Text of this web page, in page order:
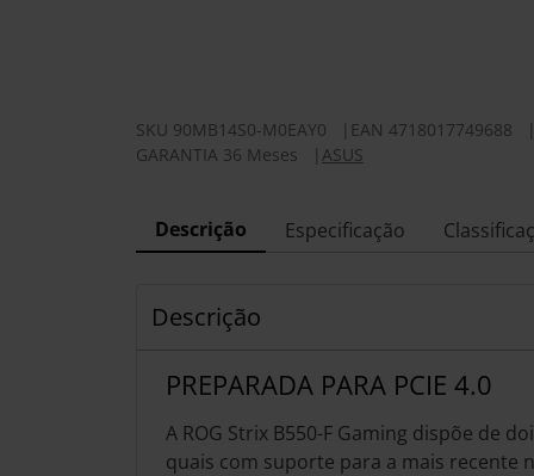
SKU 90MB14S0-M0EAY0 EAN 4718017749688
GARANTIA 36 Meses
ASUS
Descrição Especificação
Descrição
PREPARADA PARA PCIE 4.0
A ROG Strix B550-F Gaming dispõe de
quais com suporte para a mais recente